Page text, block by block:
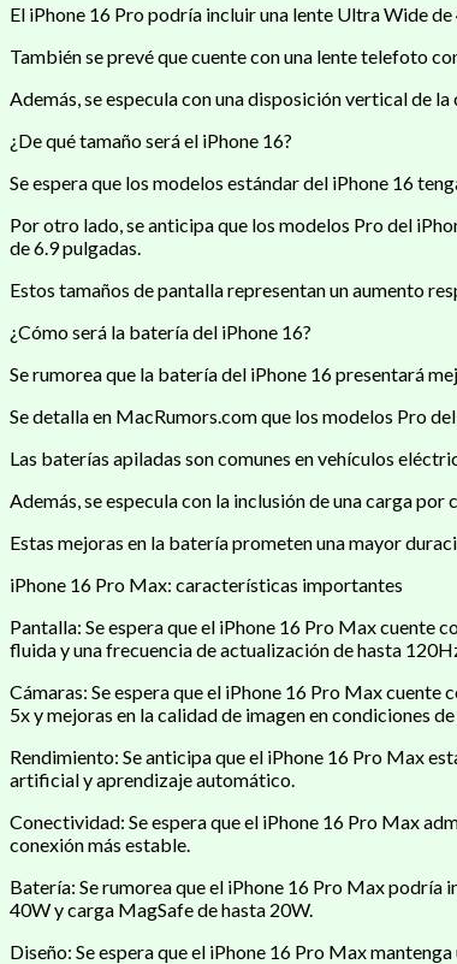
El iPhone 16 Pro podría incluir una lente Ultra Wide
También se prevé que cuente con una lente telefoto
Además, se especula con una disposición vertical de
¿De qué tamaño será el iPhone 16?
Se espera que los modelos estándar del iPhone 16
Por otro lado, se anticipa que los modelos Pro del
de 6.9 pulgadas.
Estos tamaños de pantalla representan un aumento
¿Cómo será la batería del iPhone 16?
Se rumorea que la batería del iPhone 16 presentará
Se detalla en MacRumors.com que los modelos Pro
Las baterías apiladas son comunes en vehículos
Además, se especula con la inclusión de una carga
Estas mejoras en la batería prometen una mayor
iPhone 16 Pro Max: características importantes
Pantalla: Se espera que el iPhone 16 Pro Max cuente
fluida y una frecuencia de actualización de hasta
Cámaras: Se espera que el iPhone 16 Pro Max
5x y mejoras en la calidad de imagen en condiciones
Rendimiento: Se anticipa que el iPhone 16 Pro Max
artificial y aprendizaje automático.
Conectividad: Se espera que el iPhone 16 Pro Max
conexión más estable.
Batería: Se rumorea que el iPhone 16 Pro Max
40W y carga MagSafe de hasta 20W.
Diseño: Se espera que el iPhone 16 Pro Max